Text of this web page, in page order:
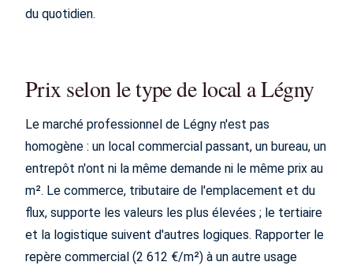
du quotidien.
Prix selon le type de local a Légny
Le marché professionnel de Légny n'est pas
homogène : un local commercial passant, un bureau, un
entrepôt n'ont ni la même demande ni le même prix au
m². Le commerce, tributaire de l'emplacement et du
flux, supporte les valeurs les plus élevées ; le tertiaire
et la logistique suivent d'autres logiques. Rapporter le
repère commercial (2 612 €/m²) à un autre usage